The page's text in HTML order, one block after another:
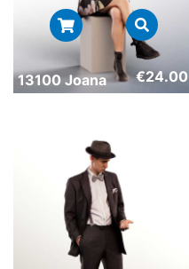
13100 Joana €24.00